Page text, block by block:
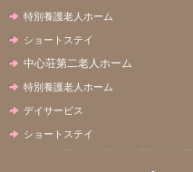
特別養護老人ホーム
ショートステイ
中心荘第二老人ホーム
特別養護老人ホーム
デイサービス
ショートステイ